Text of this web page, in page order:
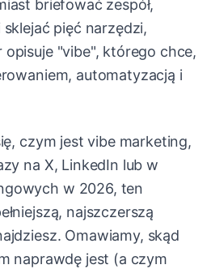
briefować zespół,
pięć narzędzi,
"vibe", którego chce,
automatyzacją i
czym jest vibe marketing,
na X, LinkedIn lub w
w 2026, ten
najszczerszą
Omawiamy, skąd
naprawdę jest (a czym